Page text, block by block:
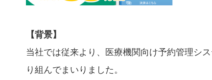
【背景】
当社では従来より、医療機関向け予約管理シ
り組んでまいりました。